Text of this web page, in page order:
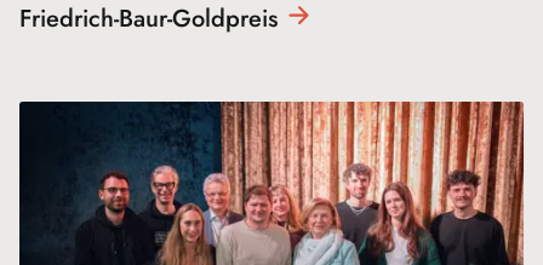
Friedrich-Baur-Goldpreis